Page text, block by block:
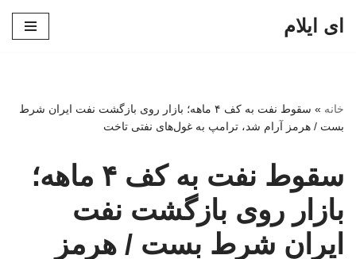
ای ایلام
خانه »
سقوط نفت به کف ۴ ماهه؛ بازار روی بازگشت نفت ایران شرط
بست / هرمز آرام شد، ترامپ به غول‌های نفتی تاخت
سقوط نفت به کف ۴ ماهه؛
بازار روی بازگشت نفت
ایران شرط بست / هرمز